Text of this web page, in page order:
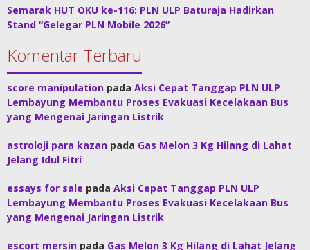
Semarak HUT OKU ke-116: PLN ULP Baturaja Hadirkan
Stand “Gelegar PLN Mobile 2026”
Komentar Terbaru
score manipulation pada Aksi Cepat Tanggap PLN ULP
Lembayung Membantu Proses Evakuasi Kecelakaan Bus
yang Mengenai Jaringan Listrik
astroloji para kazan pada Gas Melon 3 Kg Hilang di Lahat
Jelang Idul Fitri
essays for sale pada Aksi Cepat Tanggap PLN ULP
Lembayung Membantu Proses Evakuasi Kecelakaan Bus
yang Mengenai Jaringan Listrik
escort mersin pada Gas Melon 3 Kg Hilang di Lahat Jelang